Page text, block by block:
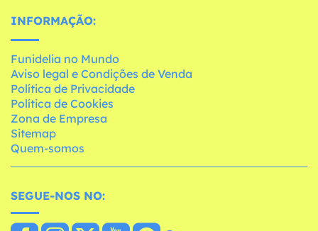
INFORMAÇÃO:
Funidelia no Mundo
Aviso legal e Condições de Venda
Política de Privacidade
Política de Cookies
Zona de Empresa
Sitemap
Quem-somos
SEGUE-NOS NO: